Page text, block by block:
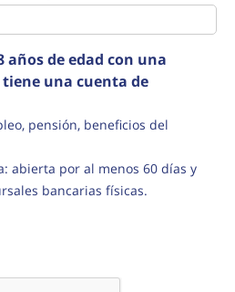
años de edad con una
una cuenta de
abierta por al menos 60 días y
bancarias físicas.